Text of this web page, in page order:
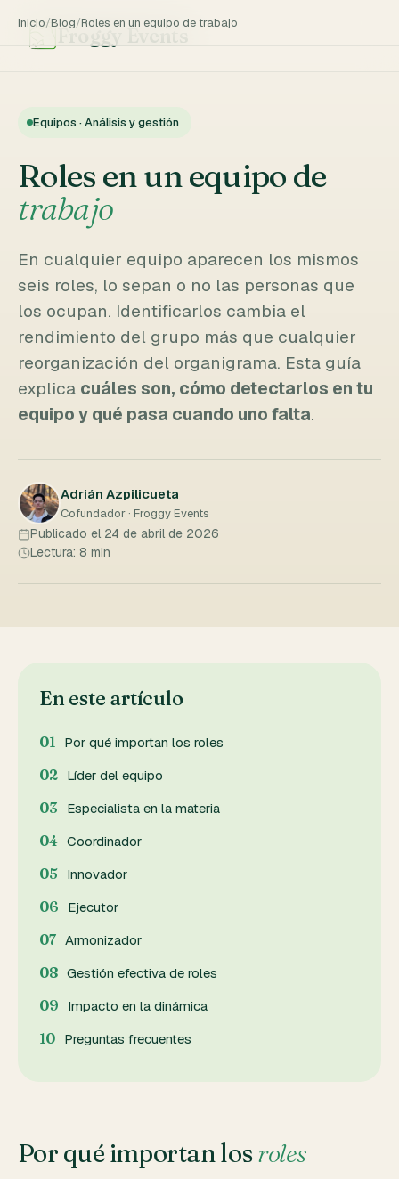
Froggy Events
Inicio/Blog/Roles en un equipo de trabajo
Equipos · Análisis y gestión
Roles en un equipo de
trabajo
En cualquier equipo aparecen los mismos
seis roles, lo sepan o no las personas que
los ocupan. Identificarlos cambia el
rendimiento del grupo más que cualquier
reorganización del organigrama. Esta guía
explica cuáles son, cómo detectarlos en tu
equipo y qué pasa cuando uno falta.
Adrián Azpilicueta
Cofundador · Froggy Events
Publicado el 24 de abril de 2026
Lectura: 8 min
En este artículo
Por qué importan los roles
Líder del equipo
Especialista en la materia
Coordinador
Innovador
Ejecutor
Armonizador
Gestión efectiva de roles
Impacto en la dinámica
Preguntas frecuentes
Por qué importan losroles